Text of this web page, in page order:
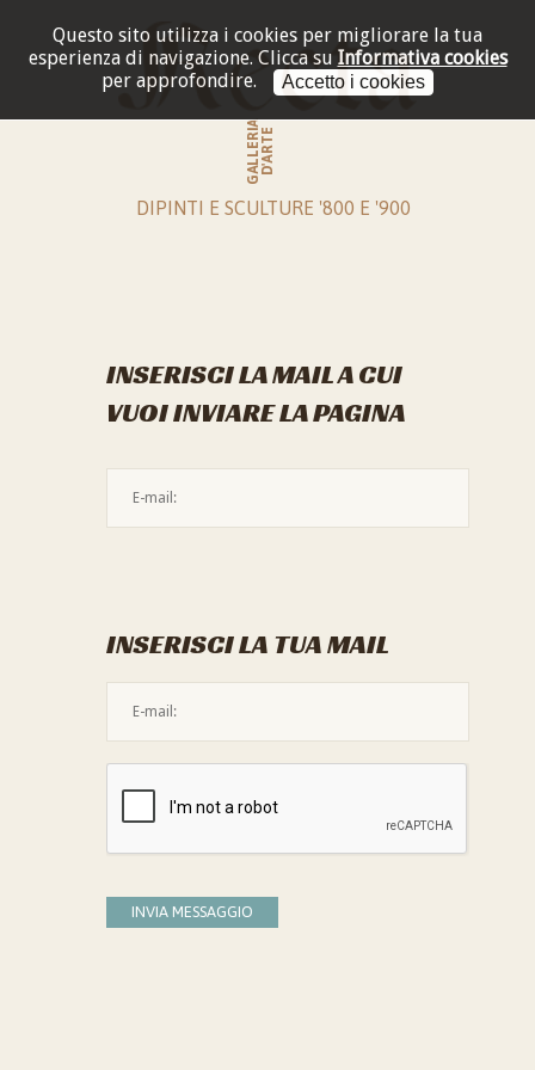
Questo sito utilizza i cookies per migliorare la tua
esperienza di navigazione. Clicca su Informativa cookies
per approfondire.
Accetto i cookies
GALLERIAD'ARTE
DIPINTI E SCULTURE '800 E '900
INSERISCI LA MAIL A CUI
VUOI INVIARE LA PAGINA
INSERISCI LA TUA MAIL
INVIA MESSAGGIO